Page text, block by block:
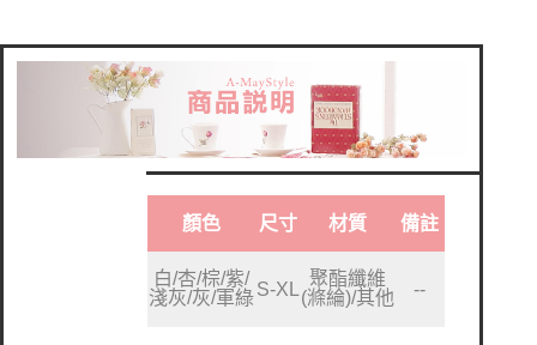
顏色 尺寸 材質 備註
白/杏/棕/紫/
淺灰/灰/軍綠S-XL
聚酯纖維
(滌綸)/其他
--